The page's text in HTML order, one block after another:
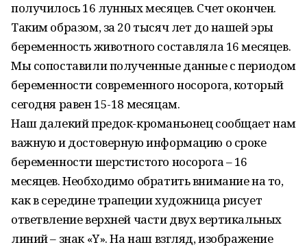
получилось 16 лунных месяцев. Счет окончен.
Таким образом, за 20 тысяч лет до нашей эры
беременность животного составляла 16 месяцев.
Мы сопоставили полученные данные с периодом
беременности современного носорога, который
сегодня равен 15-18 месяцам.
Наш далекий предок-кроманьонец сообщает нам
важную и достоверную информацию о сроке
беременности шерстистого носорога – 16
месяцев. Необходимо обратить внимание на то,
как в середине трапеции художница рисует
ответвление верхней части двух вертикальных
линий – знак «Y». На наш взгляд, изображение